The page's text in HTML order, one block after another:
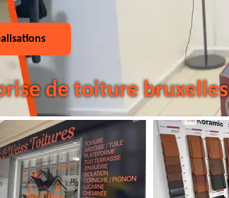
de toiture bruxelles